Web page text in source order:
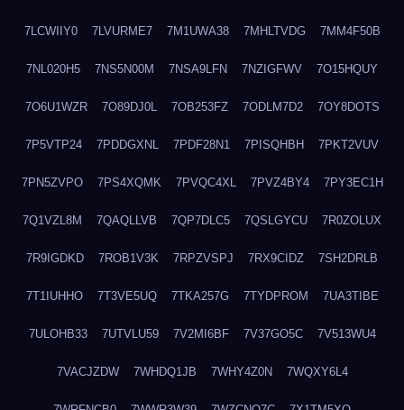
7LCWIIY0 7LVURME7 7M1UWA38 7MHLTVDG 7MM4F50B
7NL020H5 7NS5N00M 7NSA9LFN 7NZIGFWV 7O15HQUY
7O6U1WZR 7O89DJ0L 7OB253FZ 7ODLM7D2 7OY8DOTS
7P5VTP24 7PDDGXNL 7PDF28N1 7PISQHBH 7PKT2VUV
7PN5ZVPO 7PS4XQMK 7PVQC4XL 7PVZ4BY4 7PY3EC1H
7Q1VZL8M 7QAQLLVB 7QP7DLC5 7QSLGYCU 7R0ZOLUX
7R9IGDKD 7ROB1V3K 7RPZVSPJ 7RX9CIDZ 7SH2DRLB
7T1IUHHO 7T3VE5UQ 7TKA257G 7TYDPROM 7UA3TIBE
7ULOHB33 7UTVLU59 7V2MI6BF 7V37GO5C 7V513WU4
7VACJZDW 7WHDQ1JB 7WHY4Z0N 7WQXY6L4